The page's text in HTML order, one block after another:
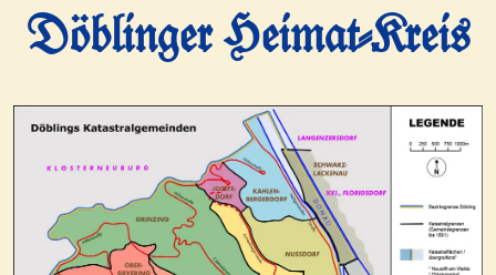
Döblinger Heimat-Kreis